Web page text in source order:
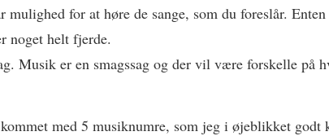
for at høre de sange, som du foreslår.
noget helt fjerde.
Musik er en smagssag og der vil være forskelle på
med 5 musiknumre, som jeg i øjeblikket